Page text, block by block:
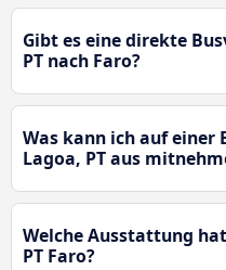
Gibt es eine direkte
PT nach Faro?
Was kann ich auf einer
Lagoa, PT aus
Welche Ausstattung
PT Faro?